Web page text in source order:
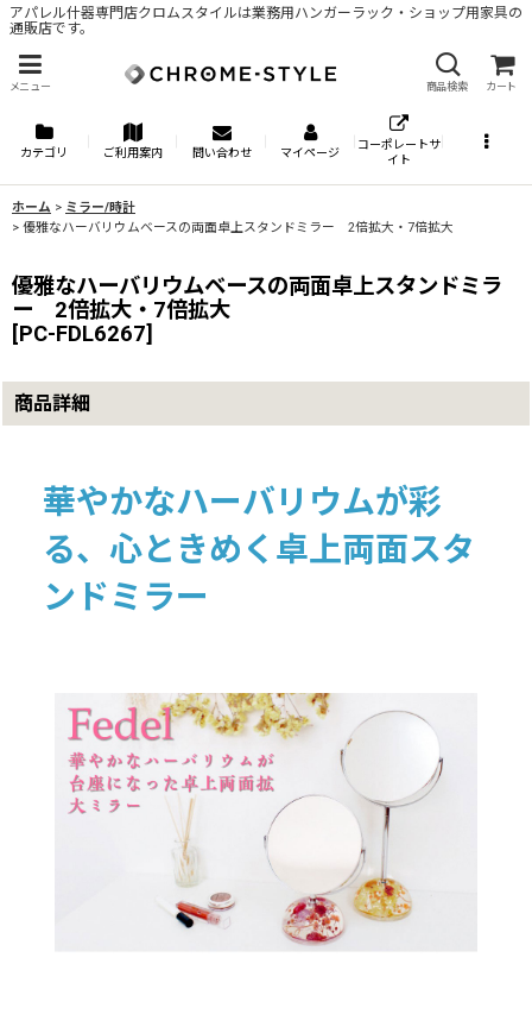
アパレル什器専門店クロムスタイルは業務用ハンガーラック・ショップ用家具の
通販店です。
メニュー 商品検索 カート
カテゴリ ご利用案内 問い合わせ マイページ
コーポレートサ
イト
ホーム > ミラー/時計
> 優雅なハーバリウムベースの両面卓上スタンドミラー 2倍拡大・7倍拡大
優雅なハーバリウムベースの両面卓上スタンドミラ
ー 2倍拡大・7倍拡大
[PC-FDL6267]
商品詳細
華やかなハーバリウムが彩
る、心ときめく卓上両面スタ
ンドミラー